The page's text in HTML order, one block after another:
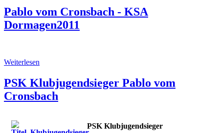
Pablo vom Cronsbach - KSA
Dormagen2011
Weiterlesen
PSK Klubjugendsieger Pablo vom
Cronsbach
PSK Klubjugendsieger